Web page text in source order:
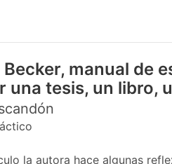
Becker, manual de
una tesis, un libro,
la autora hace algunas